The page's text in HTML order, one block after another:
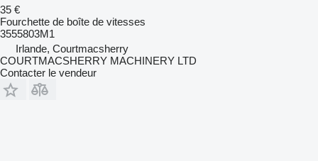
35 €
Fourchette de boîte de vitesses
3555803M1
Irlande, Courtmacsherry
COURTMACSHERRY MACHINERY LTD
Contacter le vendeur